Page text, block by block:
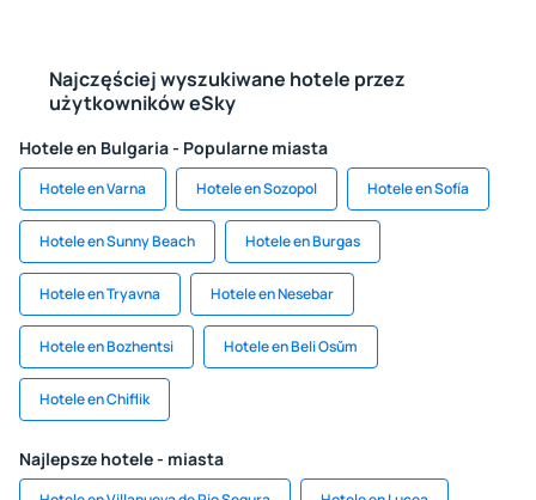
Najczęściej wyszukiwane hotele przez
użytkowników eSky
Hotele en Bulgaria - Popularne miasta
Hotele en Varna Hotele en Sozopol Hotele en Sofía
Hotele en Sunny Beach Hotele en Burgas
Hotele en Tryavna Hotele en Nesebar
Hotele en Bozhentsi Hotele en Beli Osŭm
Hotele en Chiflik
Najlepsze hotele - miasta